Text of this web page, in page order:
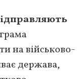
на військово-
держава,